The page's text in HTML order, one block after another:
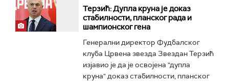
Терзић: Дупла круна је доказ
стабилности, планског рада и
шампионског гена
Генерални директор Фудбалског
клуба Црвена звезда Звездан Терзић
изјавио је да је освојена "дупла
круна" доказ стабилности, планског